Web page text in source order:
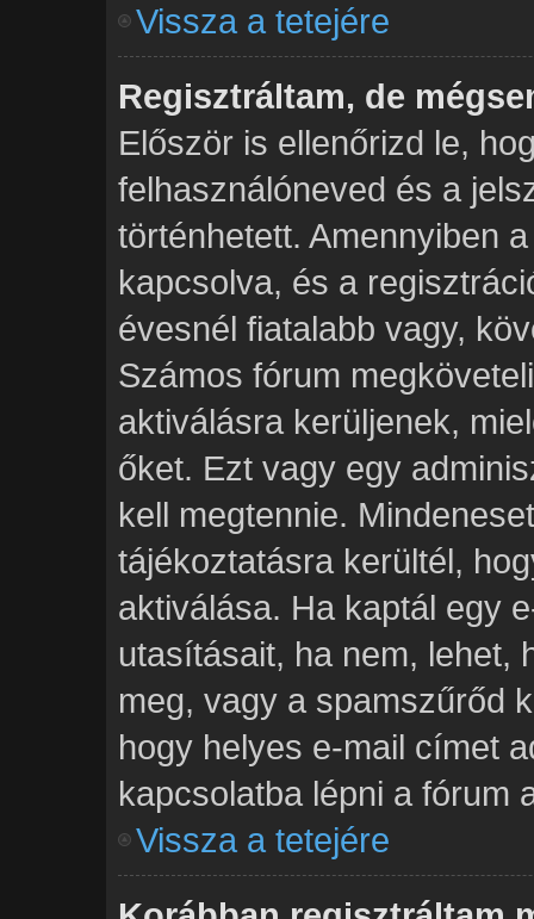
Vissza a tetejére
Regisztráltam, de
Először is ellenőrizd le,
felhasználóneved és a
történhetett. Amennyiben
kapcsolva, és a
évesnél fiatalabb vagy,
Számos fórum
aktiválásra kerüljenek,
őket. Ezt vagy egy
kell megtennie.
tájékoztatásra kerültél,
aktiválása. Ha kaptál egy
utasításait, ha nem, lehet,
meg, vagy a spamszűrőd
hogy helyes e-mail címet
kapcsolatba lépni a fórum
Vissza a tetejére